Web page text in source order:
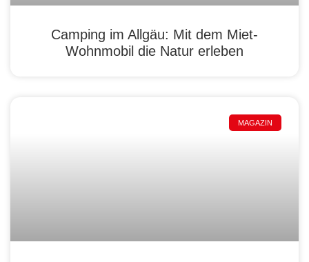
Camping im Allgäu: Mit dem Miet-
Wohnmobil die Natur erleben
MAGAZIN